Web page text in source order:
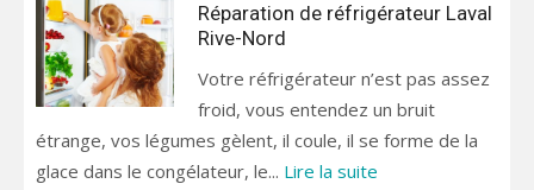
Réparation de réfrigérateur Laval
Rive-Nord
Votre réfrigérateur n’est pas assez
froid, vous entendez un bruit
étrange, vos légumes gèlent, il coule, il se forme de la
glace dans le congélateur, le... Lire la suite